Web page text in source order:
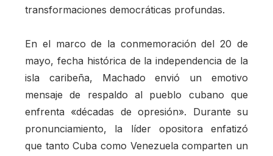
transformaciones democráticas profundas.
En el marco de la conmemoración del 20 de
mayo, fecha histórica de la independencia de la
isla caribeña, Machado envió un emotivo
mensaje de respaldo al pueblo cubano que
enfrenta «décadas de opresión». Durante su
pronunciamiento, la líder opositora enfatizó
que tanto Cuba como Venezuela comparten un